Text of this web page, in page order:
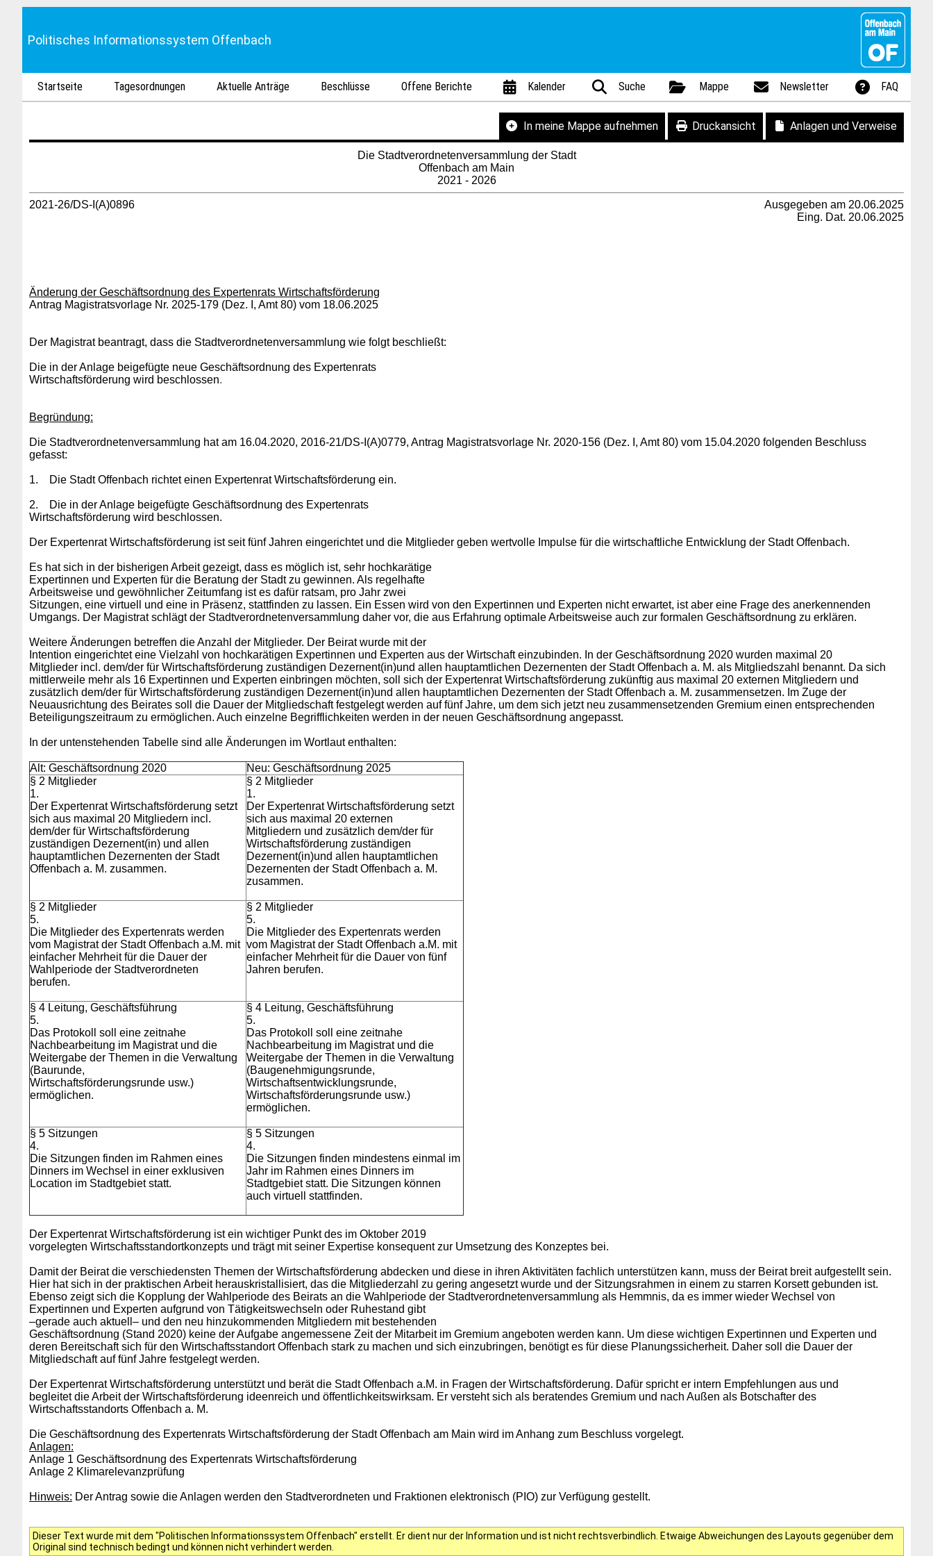
Politisches Informationssystem Offenbach
Startseite Tagesordnungen Aktuelle Anträge Beschlüsse Offene Berichte Kalender Suche Mappe Newsletter FAQ
In meine Mappe aufnehmen Druckansicht Anlagen und Verweise
Die Stadtverordnetenversammlung der Stadt
Offenbach am Main
2021 - 2026
2021-26/DS-I(A)0896
Ausgegeben am 20.06.2025
Eing. Dat. 20.06.2025
Änderung der Geschäftsordnung des Expertenrats Wirtschaftsförderung
Antrag Magistratsvorlage Nr. 2025-179 (Dez. I, Amt 80) vom 18.06.2025
Der Magistrat beantragt, dass die Stadtverordnetenversammlung wie folgt beschließt:
Die in der Anlage beigefügte neue Geschäftsordnung des Expertenrats
Wirtschaftsförderung wird beschlossen.
Begründung:
Die Stadtverordnetenversammlung hat am 16.04.2020, 2016-21/DS-I(A)0779, Antrag Magistratsvorlage Nr. 2020-156 (Dez. I, Amt 80) vom 15.04.2020 folgenden Beschluss
gefasst:
1. Die Stadt Offenbach richtet einen Expertenrat Wirtschaftsförderung ein.
2.
Die in der Anlage beigefügte Geschäftsordnung des Expertenrats
Wirtschaftsförderung wird beschlossen.
Der Expertenrat Wirtschaftsförderung ist seit fünf Jahren eingerichtet und die Mitglieder geben wertvolle Impulse für die wirtschaftliche Entwicklung der Stadt Offenbach.
Es hat sich in der bisherigen Arbeit gezeigt, dass es möglich ist, sehr hochkarätige
Expertinnen und Experten für die Beratung der Stadt zu gewinnen. Als regelhafte
Arbeitsweise und gewöhnlicher Zeitumfang ist es dafür ratsam, pro Jahr zwei
Sitzungen, eine virtuell und eine in Präsenz, stattfinden zu lassen. Ein Essen wird von den Expertinnen und Experten nicht erwartet, ist aber eine Frage des anerkennenden
Umgangs. Der Magistrat schlägt der Stadtverordnetenversammlung daher vor, die aus Erfahrung optimale Arbeitsweise auch zur formalen Geschäftsordnung zu erklären.
Weitere Änderungen betreffen die Anzahl der Mitglieder. Der Beirat wurde mit der
Intention eingerichtet eine Vielzahl von hochkarätigen Expertinnen und Experten aus der Wirtschaft einzubinden. In der Geschäftsordnung 2020 wurden maximal 20
Mitglieder incl. dem/der für Wirtschaftsförderung zuständigen Dezernent(in)und allen hauptamtlichen Dezernenten der Stadt Offenbach a. M. als Mitgliedszahl benannt. Da sich
mittlerweile mehr als 16 Expertinnen und Experten einbringen möchten, soll sich der Expertenrat Wirtschaftsförderung zukünftig aus maximal 20 externen Mitgliedern und
zusätzlich dem/der für Wirtschaftsförderung zuständigen Dezernent(in)und allen hauptamtlichen Dezernenten der Stadt Offenbach a. M. zusammensetzen. Im Zuge der
Neuausrichtung des Beirates soll die Dauer der Mitgliedschaft festgelegt werden auf fünf Jahre, um dem sich jetzt neu zusammensetzenden Gremium einen entsprechenden
Beteiligungszeitraum zu ermöglichen. Auch einzelne Begrifflichkeiten werden in der neuen Geschäftsordnung angepasst.
In der untenstehenden Tabelle sind alle Änderungen im Wortlaut enthalten:
Alt: Geschäftsordnung 2020
Neu: Geschäftsordnung 2025
§ 2 Mitglieder
1.
Der Expertenrat Wirtschaftsförderung setzt
sich aus maximal 20 Mitgliedern incl.
dem/der für Wirtschaftsförderung
zuständigen Dezernent(in) und allen
hauptamtlichen Dezernenten der Stadt
Offenbach a. M. zusammen.
§ 2 Mitglieder
1.
Der Expertenrat Wirtschaftsförderung setzt
sich aus maximal 20 externen
Mitgliedern und zusätzlich dem/der für
Wirtschaftsförderung zuständigen
Dezernent(in)und allen hauptamtlichen
Dezernenten der Stadt Offenbach a. M.
zusammen.
§ 2 Mitglieder
5.
Die Mitglieder des Expertenrats werden
vom Magistrat der Stadt Offenbach a.M. mit
einfacher Mehrheit für die Dauer der
Wahlperiode der Stadtverordneten
berufen.
§ 2 Mitglieder
5.
Die Mitglieder des Expertenrats werden
vom Magistrat der Stadt Offenbach a.M. mit
einfacher Mehrheit für die Dauer von fünf
Jahren berufen.
§ 4 Leitung, Geschäftsführung
5.
Das Protokoll soll eine zeitnahe
Nachbearbeitung im Magistrat und die
Weitergabe der Themen in die Verwaltung
(Baurunde,
Wirtschaftsförderungsrunde usw.)
ermöglichen.
§ 4 Leitung, Geschäftsführung
5.
Das Protokoll soll eine zeitnahe
Nachbearbeitung im Magistrat und die
Weitergabe der Themen in die Verwaltung
(Baugenehmigungsrunde,
Wirtschaftsentwicklungsrunde,
Wirtschaftsförderungsrunde usw.)
ermöglichen.
§ 5 Sitzungen
4.
Die Sitzungen finden im Rahmen eines
Dinners im Wechsel in einer exklusiven
Location im Stadtgebiet statt.
§ 5 Sitzungen
4.
Die Sitzungen finden mindestens einmal im
Jahr im Rahmen eines Dinners im
Stadtgebiet statt. Die Sitzungen können
auch virtuell stattfinden.
Der Expertenrat Wirtschaftsförderung ist ein wichtiger Punkt des im Oktober 2019
vorgelegten Wirtschaftsstandortkonzepts und trägt mit seiner Expertise konsequent zur Umsetzung des Konzeptes bei.
Damit der Beirat die verschiedensten Themen der Wirtschaftsförderung abdecken und diese in ihren Aktivitäten fachlich unterstützen kann, muss der Beirat breit aufgestellt sein.
Hier hat sich in der praktischen Arbeit herauskristallisiert, das die Mitgliederzahl zu gering angesetzt wurde und der Sitzungsrahmen in einem zu starren Korsett gebunden ist.
Ebenso zeigt sich die Kopplung der Wahlperiode des Beirats an die Wahlperiode der Stadtverordnetenversammlung als Hemmnis, da es immer wieder Wechsel von
Expertinnen und Experten aufgrund von Tätigkeitswechseln oder Ruhestand gibt
–gerade auch aktuell– und den neu hinzukommenden Mitgliedern mit bestehenden
Geschäftsordnung (Stand 2020) keine der Aufgabe angemessene Zeit der Mitarbeit im Gremium angeboten werden kann. Um diese wichtigen Expertinnen und Experten und
deren Bereitschaft sich für den Wirtschaftsstandort Offenbach stark zu machen und sich einzubringen, benötigt es für diese Planungssicherheit. Daher soll die Dauer der
Mitgliedschaft auf fünf Jahre festgelegt werden.
Der Expertenrat Wirtschaftsförderung unterstützt und berät die Stadt Offenbach a.M. in Fragen der Wirtschaftsförderung. Dafür spricht er intern Empfehlungen aus und
begleitet die Arbeit der Wirtschaftsförderung ideenreich und öffentlichkeitswirksam. Er versteht sich als beratendes Gremium und nach Außen als Botschafter des
Wirtschaftsstandorts Offenbach a. M.
Die Geschäftsordnung des Expertenrats Wirtschaftsförderung der Stadt Offenbach am Main wird im Anhang zum Beschluss vorgelegt.
Anlagen:
Anlage 1 Geschäftsordnung des Expertenrats Wirtschaftsförderung
Anlage 2 Klimarelevanzprüfung
Hinweis: Der Antrag sowie die Anlagen werden den Stadtverordneten und Fraktionen elektronisch (PIO) zur Verfügung gestellt.
Dieser Text wurde mit dem "Politischen Informationssystem Offenbach" erstellt. Er dient nur der Information und ist nicht rechtsverbindlich. Etwaige Abweichungen des Layouts gegenüber dem
Original sind technisch bedingt und können nicht verhindert werden.